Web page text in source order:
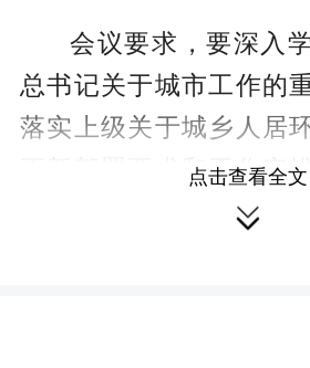
会议要求，要深入
总书记关于城市工作的
落实上级关于城乡人居
更新部署要求和工作安
貌提升与精细化管理增
点击查看全文
